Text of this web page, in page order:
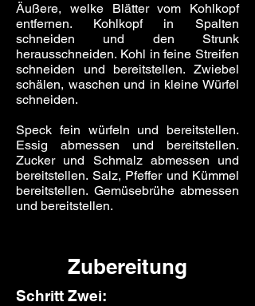
Äußere, welke Blätter vom Kohlkopf
entfernen. Kohlkopf in Spalten
schneiden und den Strunk
herausschneiden. Kohl in feine Streifen
schneiden und bereitstellen. Zwiebel
schälen, waschen und in kleine Würfel
schneiden.
Speck fein würfeln und bereitstellen.
Essig abmessen und bereitstellen.
Zucker und Schmalz abmessen und
bereitstellen. Salz, Pfeffer und Kümmel
bereitstellen. Gemüsebrühe abmessen
und bereitstellen.
Zubereitung
Schritt Zwei: